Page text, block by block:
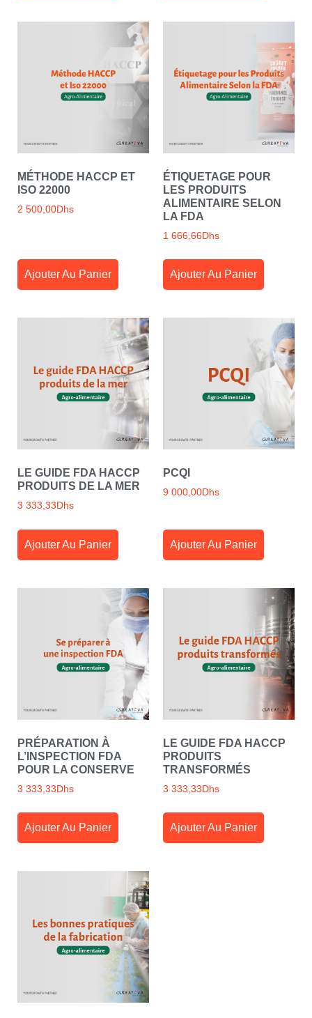
MÉTHODE HACCP ET
ISO 22000
2 500,00Dhs
Ajouter Au Panier
ÉTIQUETAGE POUR
LES PRODUITS
ALIMENTAIRE SELON
LA FDA
1 666,66Dhs
Ajouter Au Panier
LE GUIDE FDA HACCP
PRODUITS DE LA MER
3 333,33Dhs
Ajouter Au Panier
PCQI
9 000,00Dhs
Ajouter Au Panier
PRÉPARATION À
L’INSPECTION FDA
POUR LA CONSERVE
3 333,33Dhs
Ajouter Au Panier
LE GUIDE FDA HACCP
PRODUITS
TRANSFORMÉS
3 333,33Dhs
Ajouter Au Panier